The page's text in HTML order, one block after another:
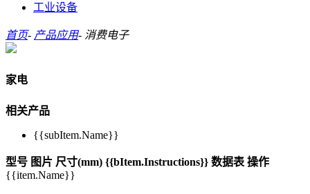
工业设备
首页- 产品应用- 消费电子
家电
相关产品
{{subItem.Name}}
型号 图片 尺寸(mm) {{bItem.Instructions}} 数据表 操作
{{item.Name}}